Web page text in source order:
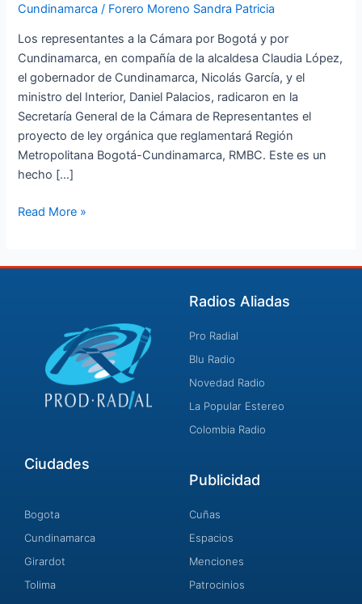
Cundinamarca / Forero Moreno Sandra Patricia
Los representantes a la Cámara por Bogotá y por
Cundinamarca, en compañía de la alcaldesa Claudia López,
el gobernador de Cundinamarca, Nicolás García, y el
ministro del Interior, Daniel Palacios, radicaron en la
Secretaría General de la Cámara de Representantes el
proyecto de ley orgánica que reglamentará Región
Metropolitana Bogotá-Cundinamarca, RMBC. Este es un
hecho […]
Read More »
Radios Aliadas
Pro Radial
Blu Radio
Novedad Radio
La Popular Estereo
Colombia Radio
Ciudades
Bogota
Cundinamarca
Girardot
Tolima
Publicidad
Cuñas
Espacios
Menciones
Patrocinios